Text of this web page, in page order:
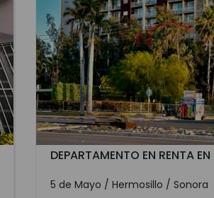
DEPARTAMENTO EN RENTA
5 de Mayo / Hermosillo / Sonora